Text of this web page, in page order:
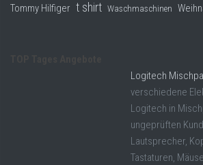
Tommy Hilfiger t shirt Waschmaschinen
Logitech
verschiedene
Logitech in
ungeprüften
Lautsprecher,
Tastaturen,